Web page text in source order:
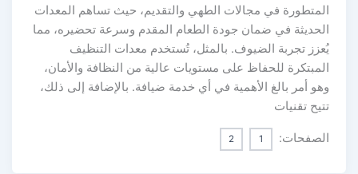
المتطورة في مجالات الطهي والتقديم، حيث تساهم المعدات
الحديثة في ضمان جودة الطعام المقدم وسرعة تحضيره، مما
يُعزز تجربة الضيوف. بالمثل، تُستخدم معدات التنظيف
المبتكرة للحفاظ على مستويات عالية من النظافة والأمان،
وهو أمر بالغ الأهمية في أي خدمة ضيافة. بالإضافة إلى ذلك،
تتيح تقنيات
الصفحات: